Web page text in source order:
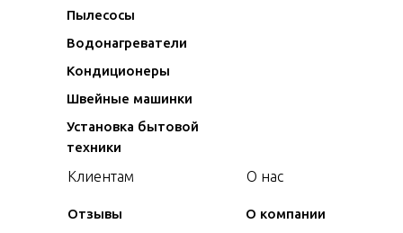
Пылесосы
Водонагреватели
Кондиционеры
Швейные машинки
Установка бытовой
техники
Клиентам О нас
Отзывы
О компании